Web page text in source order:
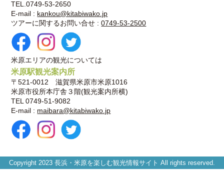
TEL.0749-53-2650
E-mail : kankou@kitabiwako.jp
ツアーに関するお問い合せ :0749-53-2500
米原エリアの観光については
米原駅観光案内所
〒521-0012 滋賀県米原市米原1016
米原市役所本庁舎３階(観光案内所横)
TEL 0749-51-9082
E-mail : maibara@kitabiwako.jp
Copyright 2023 長浜・米原を楽しむ観光情報サイト All rights reserved.